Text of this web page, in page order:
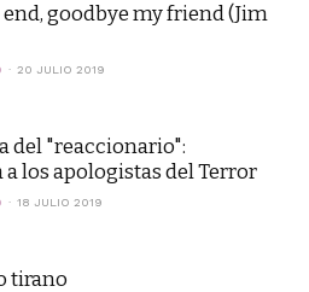
goodbye my friend (Jim
20 JULIO 2019
del "reaccionario":
a los apologistas del Terror
18 JULIO 2019
tirano